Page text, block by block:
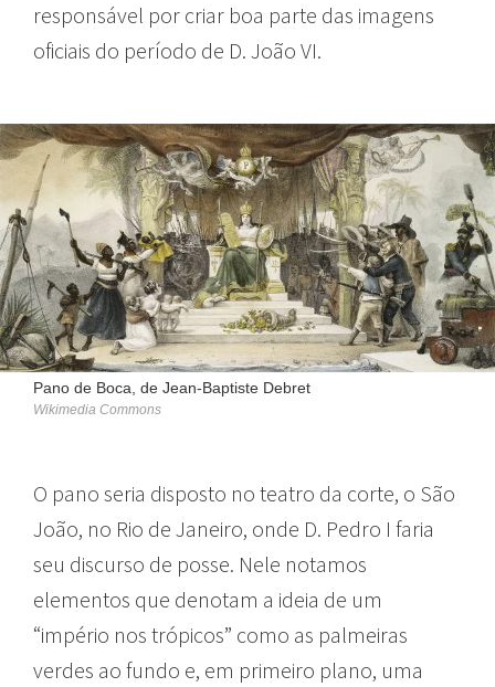
responsável por criar boa parte das imagens
oficiais do período de D. João VI.
Pano de Boca, de Jean-Baptiste Debret
Wikimedia Commons
O pano seria disposto no teatro da corte, o São
João, no Rio de Janeiro, onde D. Pedro I faria
seu discurso de posse. Nele notamos
elementos que denotam a ideia de um
“império nos trópicos” como as palmeiras
verdes ao fundo e, em primeiro plano, uma